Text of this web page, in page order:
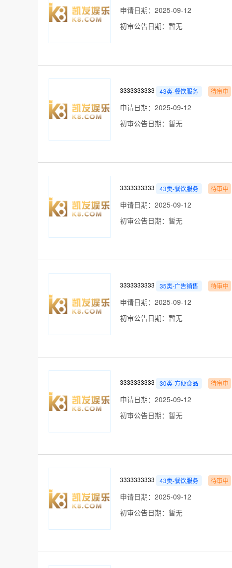
申请日期：2025-09-12
初审公告日期：暂无
3333333333 43类-餐饮服务 待审中
申请日期：2025-09-12
初审公告日期：暂无
3333333333 43类-餐饮服务 待审中
申请日期：2025-09-12
初审公告日期：暂无
3333333333 35类-广告销售 待审中
申请日期：2025-09-12
初审公告日期：暂无
3333333333 30类-方便食品 待审中
申请日期：2025-09-12
初审公告日期：暂无
3333333333 43类-餐饮服务 待审中
申请日期：2025-09-12
初审公告日期：暂无